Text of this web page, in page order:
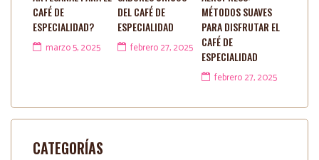
CAFÉ DE
ESPECIALIDAD?
marzo 5, 2025
DEL CAFÉ DE
ESPECIALIDAD
febrero 27, 2025
MÉTODOS SUAVES
PARA DISFRUTAR EL
CAFÉ DE
ESPECIALIDAD
febrero 27, 2025
CATEGORÍAS